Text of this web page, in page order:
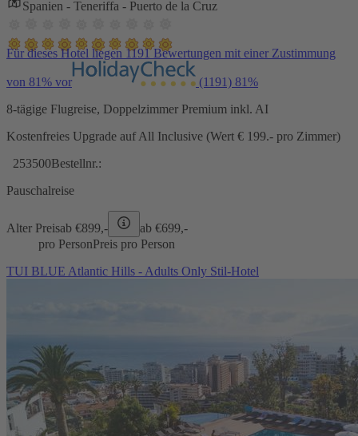
Spanien - Teneriffa - Puerto de la Cruz
Für dieses Hotel liegen 1191 Bewertungen mit einer Zustimmung
von 81% vor (1191) 81%
8-tägige Flugreise, Doppelzimmer Premium inkl. AI
Kostenfreies Upgrade auf All Inclusive (Wert € 199.- pro Zimmer)
253500Bestellnr.:
Pauschalreise
Alter Preisab €899,- ab €699,-
pro PersonPreis pro Person
TUI BLUE Atlantic Hills - Adults Only Stil-Hotel